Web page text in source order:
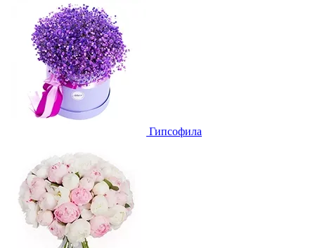
Гипсофила